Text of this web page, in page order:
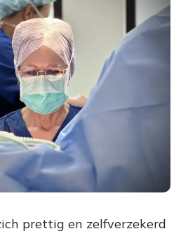
prettig en zelfverzekerd